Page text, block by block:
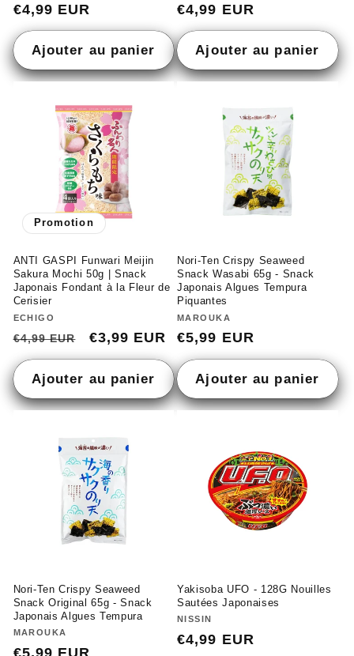
Prix
habituel
€4,99 EUR
Ajouter au panier
Prix
habituel
€4,99 EUR
Ajouter au panier
Promotion
ANTI GASPI Funwari Meijin
Sakura Mochi 50g | Snack
Japonais Fondant à la Fleur de
Cerisier
Fournisseur :
ECHIGO
Prix
habituel
€4,99 EUR
Prix
promotionnel
€3,99 EUR
Ajouter au panier
Nori-Ten Crispy Seaweed
Snack Wasabi 65g - Snack
Japonais Algues Tempura
Piquantes
Fournisseur :
MAROUKA
Prix
habituel
€5,99 EUR
Ajouter au panier
Nori-Ten Crispy Seaweed
Snack Original 65g - Snack
Japonais Algues Tempura
Fournisseur :
MAROUKA
Prix
€5,99 EUR
Yakisoba UFO - 128G Nouilles
Sautées Japonaises
Fournisseur :
NISSIN
Prix
€4,99 EUR